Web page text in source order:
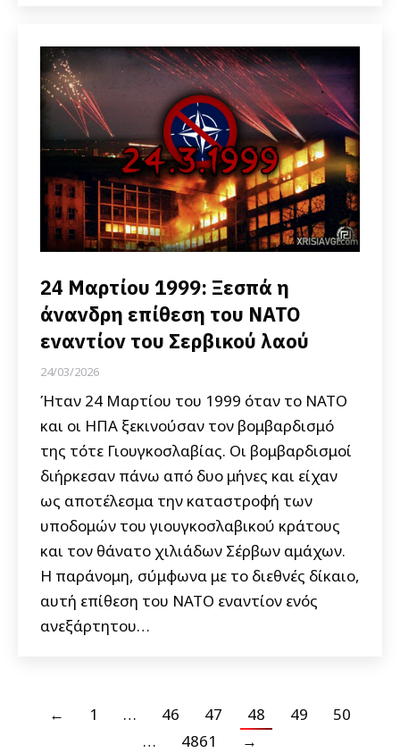
24 Μαρτίου 1999: Ξεσπά η
άνανδρη επίθεση του ΝΑΤΟ
εναντίον του Σερβικού λαού
24/03/2026
Ήταν 24 Μαρτίου του 1999 όταν το ΝΑΤΟ
και οι ΗΠΑ ξεκινούσαν τον βομβαρδισμό
της τότε Γιουγκοσλαβίας. Οι βομβαρδισμοί
διήρκεσαν πάνω από δυο μήνες και είχαν
ως αποτέλεσμα την καταστροφή των
υποδομών του γιουγκοσλαβικού κράτους
και τον θάνατο χιλιάδων Σέρβων αμάχων.
Η παράνομη, σύμφωνα με το διεθνές δίκαιο,
αυτή επίθεση του ΝΑΤΟ εναντίον ενός
ανεξάρτητου…
← 1 … 46 47 48 49
50
…
4861 →